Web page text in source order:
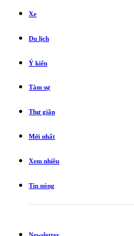
Xe
Du lịch
Ý kiến
Tâm sự
Thư giãn
Mới nhất
Xem nhiều
Tin nóng